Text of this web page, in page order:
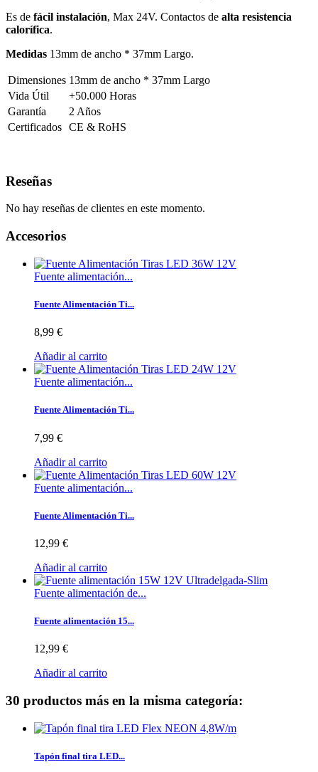
Es de fácil instalación, Max 24V. Contactos de alta resistencia
calorífica.
Medidas 13mm de ancho * 37mm Largo.
Dimensiones 13mm de ancho * 37mm Largo
Vida Útil
+50.000 Horas
Garantía
2 Años
Certificados CE & RoHS
Reseñas
No hay reseñas de clientes en este momento.
Accesorios
Fuente alimentación...
Fuente Alimentación Ti...
8,99 €
Añadir al carrito
Fuente alimentación...
Fuente Alimentación Ti...
7,99 €
Añadir al carrito
Fuente alimentación...
Fuente Alimentación Ti...
12,99 €
Añadir al carrito
Fuente alimentación de...
Fuente alimentación 15...
12,99 €
Añadir al carrito
30 productos más en la misma categoría:
Tapón final tira LED...